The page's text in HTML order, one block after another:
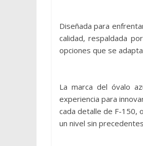
Diseñada para
calidad, respaldada
opciones que se
La marca del óvalo
experiencia para
cada detalle de F-150,
un nivel sin